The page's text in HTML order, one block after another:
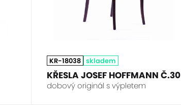
KR-18038 skladem
KŘESLA JOSEF HOFFMANN Č.30
dobový originál s výpletem